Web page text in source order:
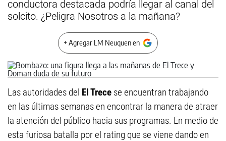
conductora destacada podría llegar al canal del
solcito. ¿Peligra Nosotros a la mañana?
+ Agregar LM Neuquen en
Las autoridades del El Trece se encuentran trabajando
en las últimas semanas en encontrar la manera de atraer
la atención del público hacia sus programas. En medio de
esta furiosa batalla por el rating que se viene dando en